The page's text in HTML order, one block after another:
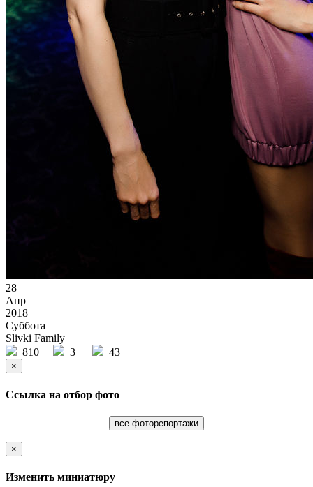
28
Апр
2018
Суббота
Slivki Family
810
3 43
×
Ссылка на отбор фото
все фоторепортажи
×
Изменить миниатюру